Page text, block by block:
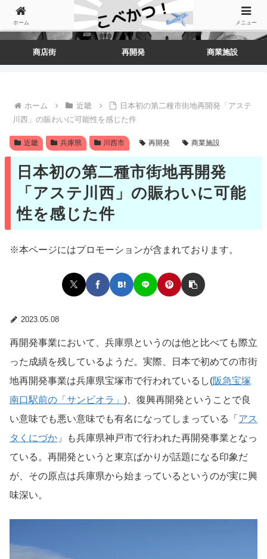
商店街 再開発 商業施設
ホーム 近畿
日本初の第二種市街地再開発「アステ
川西」の賑わいに可能性を感じた件
近畿 兵庫県 川西市 再開発 商業施設
日本初の第二種市街地再開発
「アステ川西」の賑わいに可能
性を感じた件
※本ページにはプロモーションが含まれております。
2023.05.08
再開発事業において、兵庫県というのは他と比べても際立
った成績を残しているようだ。実際、日本で初めての市街
地再開発事業は兵庫県宝塚市で行われているし(阪急宝塚
南口駅前の「サンビオラ」 )、復興再開発ということで良
い意味でも悪い意味でも有名になってしまっている「 アス
タくにづか 」も兵庫県神戸市で行われた再開発事業となっ
ている。再開発というと東京ばかりが話題になる印象だ
が、その原点は兵庫県から始まっているというのが実に興
味深い。
ホーム メニュー